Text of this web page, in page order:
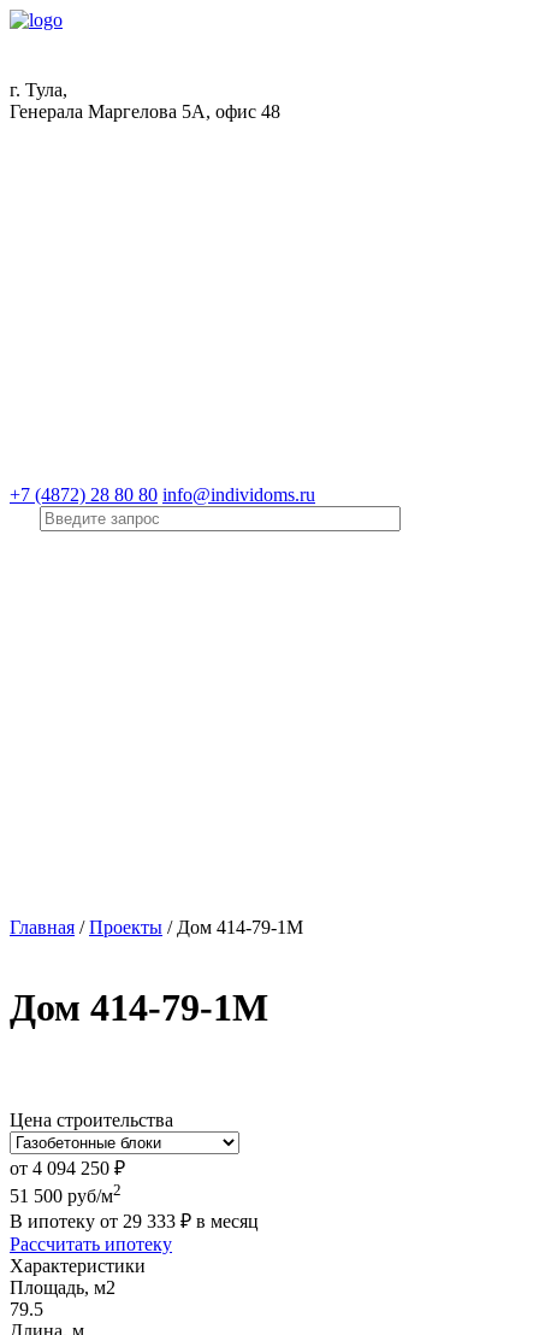
г. Тула,
Генерала Маргелова 5А, офис 48
+7 (4872) 28 80 80 info@individoms.ru
Главная /Проекты / Дом 414-79-1М
Дом 414-79-1М
Цена строительства
от 4 094 250 ₽
51 500 руб/м2
В ипотеку от 29 333 ₽ в месяц
Рассчитать ипотеку
Характеристики
Площадь, м2
79.5